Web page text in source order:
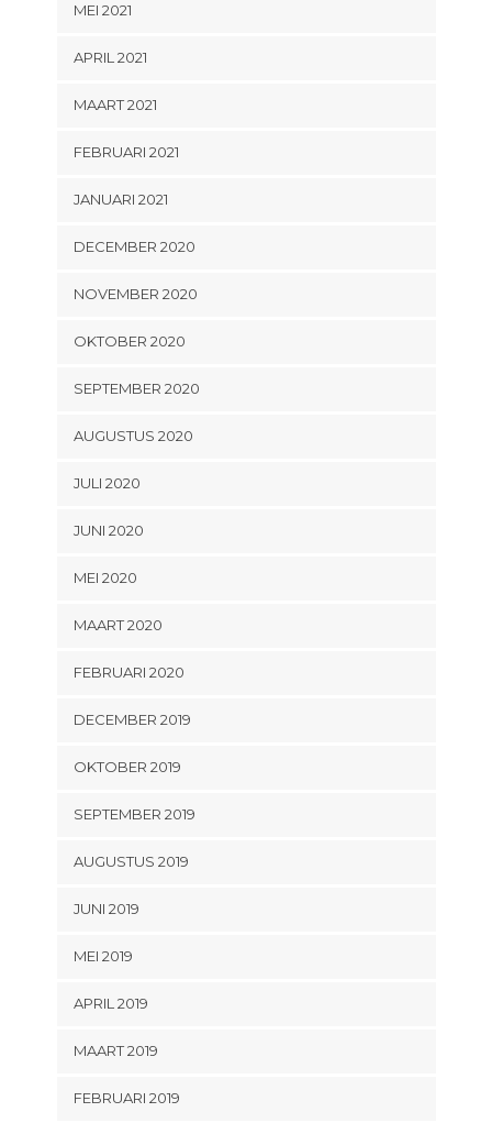
MEI 2021
APRIL 2021
MAART 2021
FEBRUARI 2021
JANUARI 2021
DECEMBER 2020
NOVEMBER 2020
OKTOBER 2020
SEPTEMBER 2020
AUGUSTUS 2020
JULI 2020
JUNI 2020
MEI 2020
MAART 2020
FEBRUARI 2020
DECEMBER 2019
OKTOBER 2019
SEPTEMBER 2019
AUGUSTUS 2019
JUNI 2019
MEI 2019
APRIL 2019
MAART 2019
FEBRUARI 2019